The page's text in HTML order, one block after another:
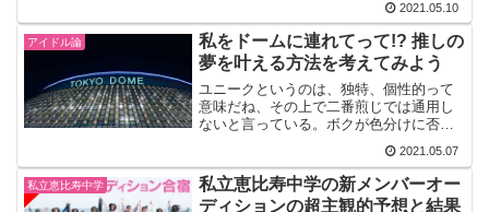
ビ中、ばっしょーが新メンバーを入れる
といったように、新旧メンバーで一つの
ユグループを作るケースが増えてるよ
ね。
2021.05.10
アイドル論
私をドームに連れてって!? 推しの
夢を叶える方法を考えてみよう
ユニークというのは、独特、個性的って
意味だね、その上で二番煎じでは通用し
ないと言っている。ボクが色分けに否定
的なのもまさにそれ、ももクロに限らず
みんなやってるじゃん！それにさ、外か
ら見たら逆に目立たないのよ、見分けが
つくのはグループ単独で見た時だけ。
2021.05.07
私立恵比寿中学
私立恵比寿中学の新メンバーオー
ディションの超主観的予想と結果